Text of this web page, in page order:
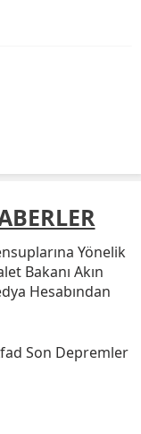
Yönelik
Bakanı Akın
Hesabından
Son Depremler